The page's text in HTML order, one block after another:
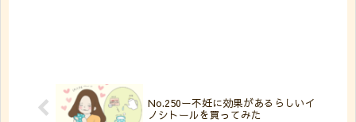
No.250ー不妊に効果があるらしいイ
ノシトールを買ってみた